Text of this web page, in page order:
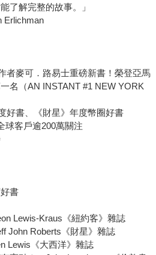
了解完整的故事。」
Erlichman
麥可．路易士重磅新書！榮登亞馬
名（AN INSTANT #1 NEW YORK
書、《財星》年度幣圈好書
客戶逾200萬關注
書
Lewis-Kraus《紐約客》雜誌
John Roberts《財星》雜誌
Lewis《大西洋》雜誌